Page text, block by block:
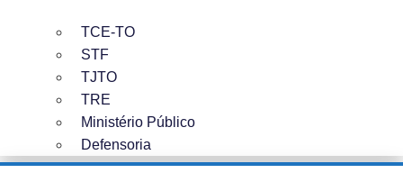
TCE-TO
STF
TJTO
TRE
Ministério Público
Defensoria